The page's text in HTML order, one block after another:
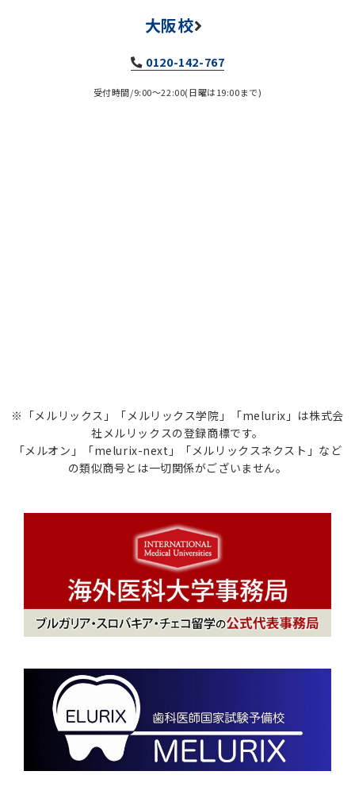
大阪校
0120-142-767
受付時間/9:00～22:00(日曜は19:00まで)
※「メルリックス」「メルリックス学院」「melurix」は株式会
社メルリックスの登録商標です。
「メルオン」「melurix-next」「メルリックスネクスト」など
の類似商号とは一切関係がございません。